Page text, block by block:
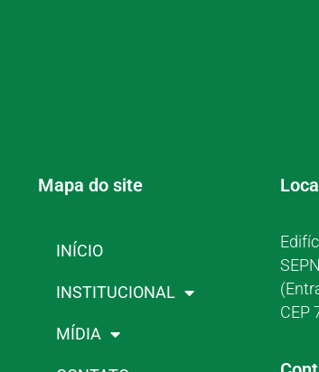
Mapa do site
INÍCIO
INSTITUCIONAL
MÍDIA
CEP